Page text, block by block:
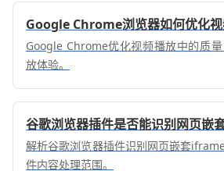
Google Chrome浏览器如何优化
Google Chrome优化视频播放中的质
放体验。
谷歌浏览器插件是否能识别网页嵌
解析谷歌浏览器插件识别网页嵌套
件内容处理范围。